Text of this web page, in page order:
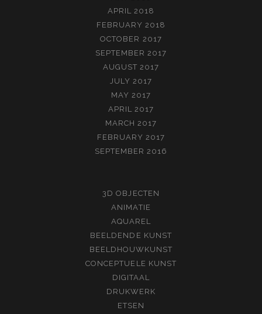
APRIL 2018
FEBRUARY 2018
OCTOBER 2017
SEPTEMBER 2017
AUGUST 2017
JULY 2017
MAY 2017
APRIL 2017
MARCH 2017
FEBRUARY 2017
SEPTEMBER 2016
3D OBJECTEN
ANIMATIE
AQUAREL
BEELDENDE KUNST
BEELDHOUWKUNST
CONCEPTUELE KUNST
DIGITAAL
DRUKWERK
ETSEN